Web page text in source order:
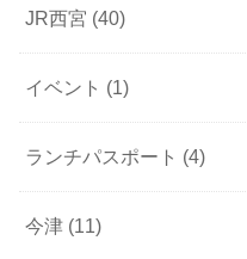
JR西宮 (40)
イベント (1)
ランチパスポート (4)
今津 (11)